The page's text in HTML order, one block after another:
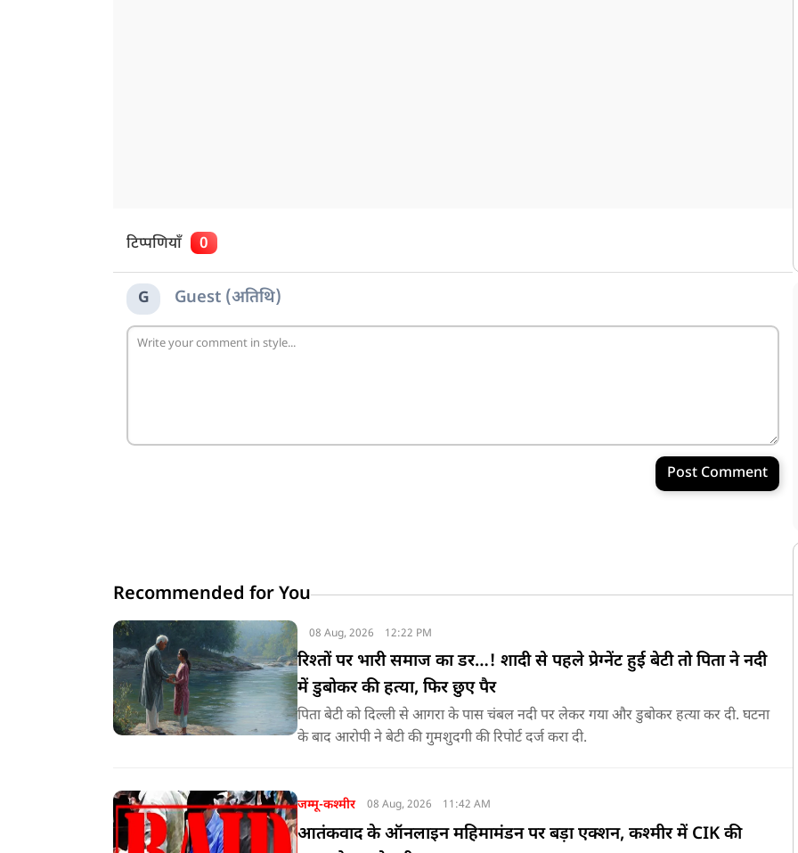
टिप्पणियाँ 0
G Guest (अतिथि)
Post Comment
Recommended for You
08 Aug, 2026 12:22 PM
रिश्तों पर भारी समाज का डर…! शादी से पहले प्रेग्नेंट हुई बेटी तो पिता ने नदी
में डुबोकर की हत्या, फिर छुए पैर
पिता बेटी को दिल्ली से आगरा के पास चंबल नदी पर लेकर गया और डुबोकर हत्या कर दी. घटना
के बाद आरोपी ने बेटी की गुमशुदगी की रिपोर्ट दर्ज करा दी.
जम्मू-कश्मीर 08 Aug, 2026 11:42 AM
आतंकवाद के ऑनलाइन महिमामंडन पर बड़ा एक्शन, कश्मीर में CIK की